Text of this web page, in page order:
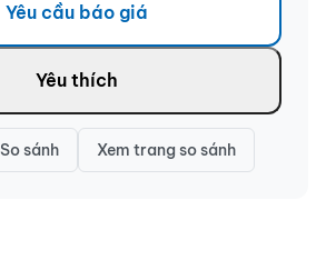
Yêu cầu báo giá
Yêu thích
So sánh Xem trang so sánh